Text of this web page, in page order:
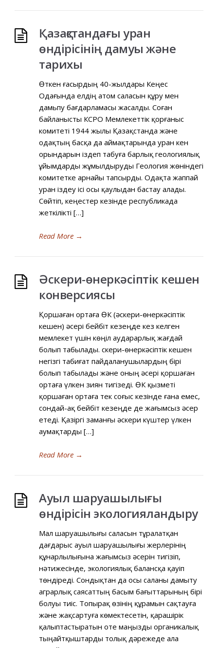
Қазақстандағы уран
өндірісінің дамуы және
тарихы
Өткен ғасырдың 40-жылдары Кеңес
Одағында елдің атом саласын құру мен
дамьпу бағдарламасы жасалды. Соған
байланысты КСРО Мемлекеттік қорғаныс
комитеті 1944 жылы Қазақстанда және
одақтың басқа да аймақтарында уран кен
орындарын іздеп табуға барлық геологиялық
ұйымдарды жұмылдыруды Геология жөніндегі
комитетке арнайы тапсырды. Одақта жаппай
уран іздеу ісі осы қаулыдан бастау алады.
Сөйтіп, кеңестер кезінде республикада
жеткілікті […]
Read More →
Әскери-өнеркәсіптік кешен
конверсиясы
Қоршаған ортаға ӘӨК (әскери-өнеркәсіптік
кешен) әсері бейбіт кезеңде кез келген
мемлекет үшін көңіл аударарлық жағдай
болып табылады. Әскери-өнеркәсіптік кешен
негізгі табиғат пайдаланушылардың бірі
болып табылады және оның әсері қоршаған
ортаға үлкен зиян тигізеді. ӘӨК қызметі
қоршаған ортаға тек соғыс кезінде ғана емес,
сондай-ақ бейбіт кезеңде де жағымсыз әсер
етеді. Қазіргі заманғы әскери күштер үлкен
аумақтарды […]
Read More →
Ауыл шаруашылығы
өндірісін экологияландыру
Мал шаруашылығы саласын тұралатқан
дағдарыс ауыл шаруашылығы жерлерінің
құнарлылығына жағымсыз әсерін тигізіп,
нәтижесінде, экологиялық балансқа қауіп
төндіреді. Сондықтан да осы саланы дамыту
аграрлық саясаттың басым бағыттарының бірі
болуы тиіс. Топырақ өзінің құрамын сақтауға
және жақсартуға көмектесетін, қарашірік
қалыптастыратын оте маңызды органикалық
тыңайтқыштарды толық дәрежеде ала